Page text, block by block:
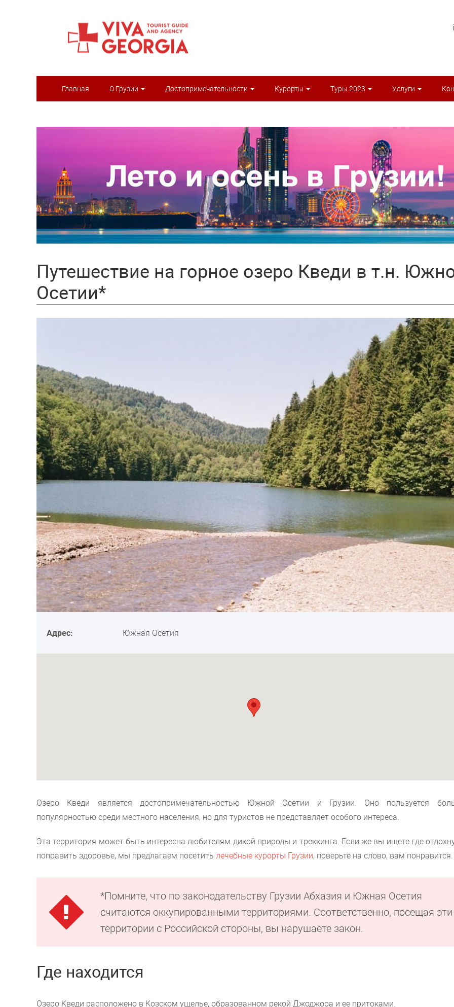
Главная О Грузии Достопримечательности Курорты Туры 2023 Услуги
Путешествие на горное озеро Кведи в т.н.
Осетии*
Адрес: Южная Осетия
Озеро Кведи является достопримечательностью Южной Осетии и Грузии. Оно пользуется
популярностью среди местного населения, но для туристов не представляет особого интереса.
Эта территория может быть интересна любителям дикой природы и треккинга. Если же вы ищете где
поправить здоровье, мы предлагаем посетить лечебные курорты Грузии, поверьте на слово, вам понравится.
*Помните, что по законодательству Грузии Абхазия и Южная Осетия
считаются оккупированными территориями. Соответственно, посещая эти
территории с Российской стороны, вы нарушаете закон.
Где находится
Озеро Кведи расположено в Козском ущелье, образованном рекой Джоджора и ее притоками.